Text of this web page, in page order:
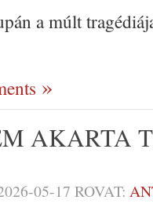
a múlt
AKARTA
05-17 ROVAT: